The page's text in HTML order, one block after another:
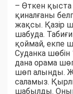
– Өткен қыста
қиналғаны
жақсы. Қазір
шабуда.
қоймай, екпе
Суданка шөбін
дана орама
шөп алынды.
саламыз.
шабылды.